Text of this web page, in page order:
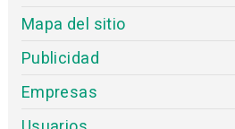
Mapa del sitio
Publicidad
Empresas